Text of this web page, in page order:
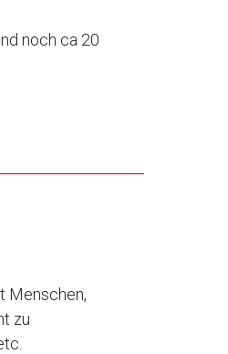
noch ca 20
Menschen,
zu